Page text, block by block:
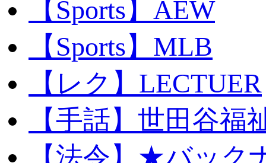
【Sports】AEW
【Sports】MLB
【レク】LECTUER
【手話】世田谷福